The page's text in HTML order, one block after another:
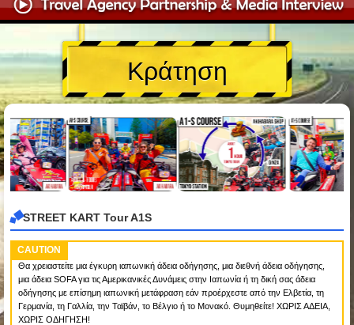
Κράτηση
STREET KART Tour A1S
CAUTION
Θα χρειαστείτε μια έγκυρη ιαπωνική άδεια οδήγησης, μια διεθνή άδεια οδήγησης,
μια άδεια SOFA για τις Αμερικανικές Δυνάμεις στην Ιαπωνία ή τη δική σας άδεια
οδήγησης με επίσημη ιαπωνική μετάφραση εάν προέρχεστε από την Ελβετία, τη
Γερμανία, τη Γαλλία, την Ταϊβάν, το Βέλγιο ή το Μονακό. Θυμηθείτε! ΧΩΡΙΣ ΑΔΕΙΑ,
ΧΩΡΙΣ ΟΔΗΓΗΣΗ!